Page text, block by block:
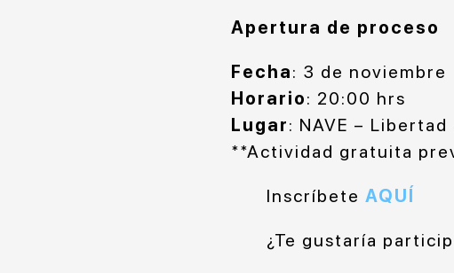
Apertura de proceso
Fecha: 3 de noviembre
Horario: 20:00 hrs
Lugar: NAVE –
**Actividad gratuita
Inscríbete AQUÍ
¿Te gustaría